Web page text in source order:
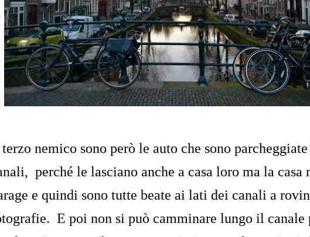
nemico sono però le auto che sono
perché le lasciano anche a casa loro ma la casa
e quindi sono tutte beate ai lati dei canali a
E poi non si può camminare lungo il canale